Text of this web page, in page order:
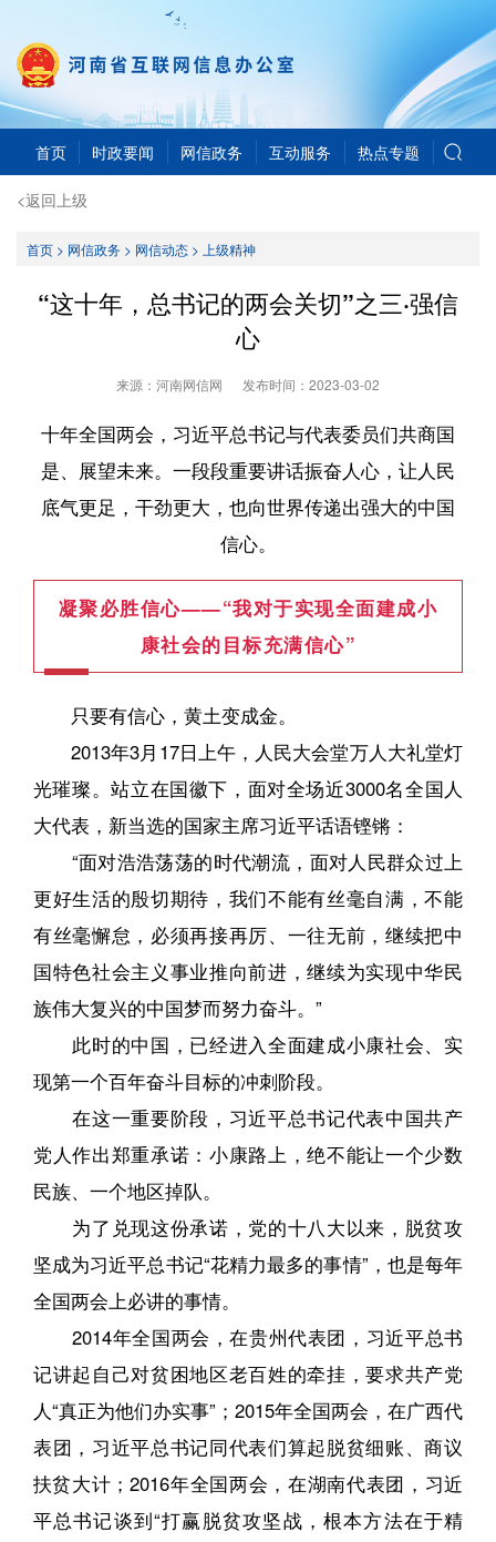
首页 时政要闻 网信政务 互动服务 热点专题
<返回上级
首页> 网信政务> 网信动态> 上级精神
“这十年，总书记的两会关切”之三·强信
心
来源：河南网信网 发布时间： 2023-03-02
十年全国两会，习近平总书记与代表委员们共商国
是、展望未来。 一段段重要讲话振奋人心，让人民
底气更足，干劲更大，也向世界传递出强大的中国
信心。
凝聚必胜信心——“我对于实现全面建成小
康社会的目标充满信心”
只要有信心，黄土变成金。
2013年3月17日上午，人民大会堂万人大礼堂灯
光璀璨。站立在国徽下，面对全场近3000名全国人
大代表，新当选的国家主席习近平话语铿锵：
“面对浩浩荡荡的时代潮流，面对人民群众过上
更好生活的殷切期待，我们不能有丝毫自满，不能
有丝毫懈怠，必须再接再厉、一往无前，继续把中
国特色社会主义事业推向前进，继续为实现中华民
族伟大复兴的中国梦而努力奋斗。”
此时的中国，已经进入全面建成小康社会、实
现第一个百年奋斗目标的冲刺阶段。
在这一重要阶段，习近平总书记代表中国共产
党人作出郑重承诺：小康路上，绝不能让一个少数
民族、一个地区掉队。
为了兑现这份承诺，党的十八大以来，脱贫攻
坚成为习近平总书记“花精力最多的事情”，也是每年
全国两会上必讲的事情。
2014年全国两会，在贵州代表团，习近平总书
记讲起自己对贫困地区老百姓的牵挂，要求共产党
人“真正为他们办实事”；2015年全国两会，在广西代
表团，习近平总书记同代表们算起脱贫细账、商议
扶贫大计；2016年全国两会，在湖南代表团，习近
平总书记谈到“打赢脱贫攻坚战，根本方法在于精